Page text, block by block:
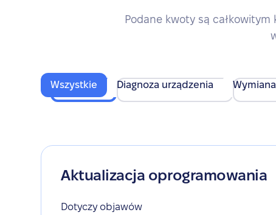
Podane kwoty są
Wszystkie Diagnoza urządzenia
Aktualizacja oprogramowania
Dotyczy objawów